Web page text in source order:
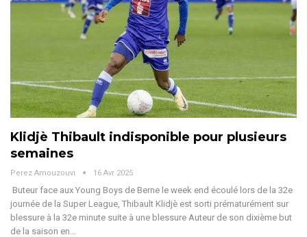
Klidjè Thibault indisponible pour plusieurs
semaines
Perez Amouzouvi 16 Avr 2025
Buteur face aux Young Boys de Berne le week end écoulé lors de la 32e
journée de la Super League, Thibault Klidjè est sorti prématurément sur
blessure à la 32e minute suite à une blessure Auteur de son dixième but
de la saison en